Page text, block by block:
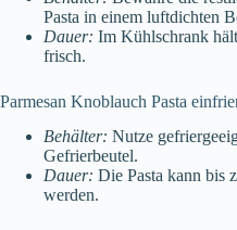
Pasta in einem luftdichten
Dauer: Im Kühlschrank
frisch.
Parmesan Knoblauch Pasta
Behälter: Nutze
Gefrierbeutel.
Dauer: Die Pasta kann bis
werden.